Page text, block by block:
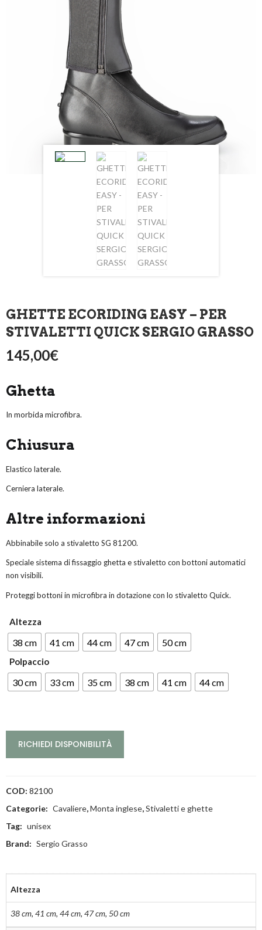
GHETTE ECORIDING EASY – PER
STIVALETTI QUICK SERGIO GRASSO
145,00€
Ghetta
In morbida microfibra.
Chiusura
Elastico laterale.
Cerniera laterale.
Altre informazioni
Abbinabile solo a stivaletto SG 81200.
Speciale sistema di fissaggio ghetta e stivaletto con bottoni automatici
non visibili.
Proteggi bottoni in microfibra in dotazione con lo stivaletto Quick.
Altezza
38 cm 41 cm 44 cm 47 cm 50 cm
Polpaccio
30 cm 33 cm 35 cm 38 cm 41 cm 44 cm
RICHIEDI DISPONIBILITÀ
COD: 82100
Categorie: Cavaliere,Monta inglese,Stivaletti e ghette
Tag: unisex
Brand: Sergio Grasso
Altezza
38 cm, 41 cm, 44 cm, 47 cm, 50 cm